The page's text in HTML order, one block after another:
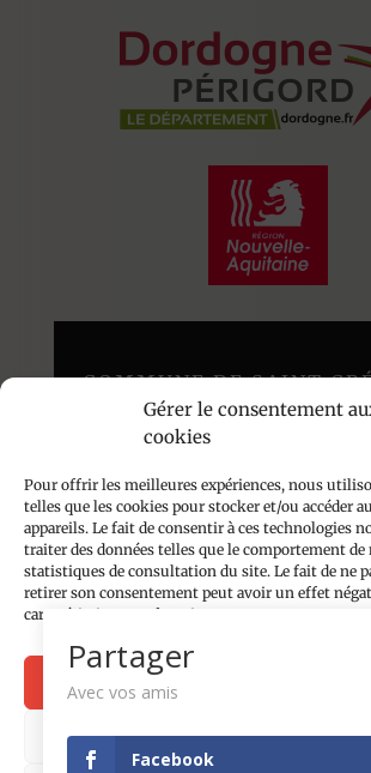
Gérer le consentement
cookies
Pour offrir les meilleures expériences, nous
telles que les cookies pour stocker et/ou accéder
appareils. Le fait de consentir à ces technologies
traiter des données telles que le comportement
statistiques de consultation du site. Le fait de ne
retirer son consentement peut avoir un effet
caractéristiques et fonctions.
Refuser
COMMUNE DE SAINT
CARLUCET
Au cœur du Périgord Noir
136 route du Poujol –
Accueil du public les lundis, mardis
de 14h à 18h
Plan du site
Mentions légales
Partager
Avec vos amis
Facebook